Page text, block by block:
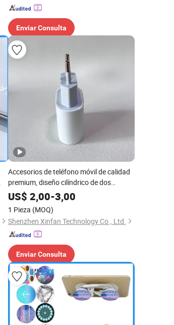
Enviar Consulta
Accesorios de teléfono móvil de calidad
premium, diseño cilíndrico de dos
enchufes integrado de la UE, sin presión
para uso en múltiples países, carga
rápida y segura garantizada
US$ 2,00-3,00
1 Pieza (MOQ)
Shenzhen Xinfan Technology Co., Ltd.
Enviar Consulta